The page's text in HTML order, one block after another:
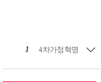
1 4차가정혁명